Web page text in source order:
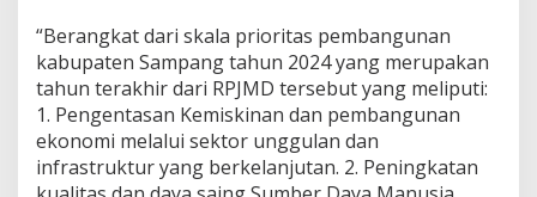
“Berangkat dari skala prioritas pembangunan
kabupaten Sampang tahun 2024 yang merupakan
tahun terakhir dari RPJMD tersebut yang meliputi:
1. Pengentasan Kemiskinan dan pembangunan
ekonomi melalui sektor unggulan dan
infrastruktur yang berkelanjutan. 2. Peningkatan